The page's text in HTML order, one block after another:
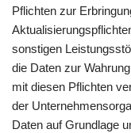
Pflichten zur
sonstigen
die Daten zur
mit diesen Pflichten
der
Daten auf Grundlage